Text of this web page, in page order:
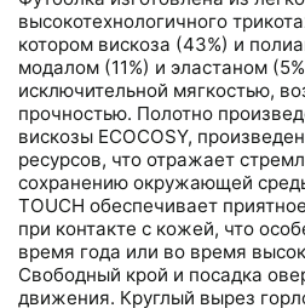
высокотехнологичного
котором вискоза (43%) и
модалом (11%) и эластаном
исключительной мягкостью,
прочностью. Полотно
вискозы ECOCOSY,
ресурсов, что отражает
сохранению окружающей
TOUCH обеспечивает
при контакте с кожей, что
время года или во время
Свободный крой и посадка
движения. Круглый вырез